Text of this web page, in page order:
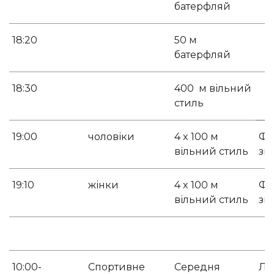
батерфляй
18:20
50 м
батерфляй
18:30
400 м вільний
стиль
19:00 чоловіки
4 x 100 м
вільний стиль
19:10 жінки
4 x 100 м
вільний стиль
10:00-
Спортивне
Середня